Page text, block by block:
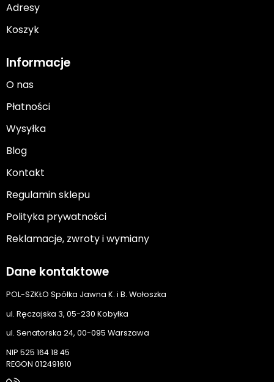
Adresy
Koszyk
Informacje
O nas
Płatności
Wysyłka
Blog
Kontakt
Regulamin sklepu
Polityka prywatności
Reklamacje, zwroty i wymiany
Dane kontaktowe
POL-SZKŁO Spółka Jawna K. i B. Wołoszka
ul. Ręczajska 3, 05-230 Kobyłka
ul. Senatorska 24, 00-095 Warszawa
NIP 525 164 18 45
REGON 012491610